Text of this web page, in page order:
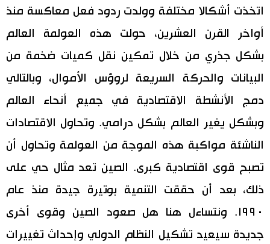
اتخذت أشكالا مختلفة وولدت ردود فعل معاكسة منذ
أواخر القرن العشرين، حولت هذه العولمة العالم
بشكل جذري من خلال تمكين نقل كميات ضخمة من
البيانات والحركة السريعة لروؤس الأموال، وبالتالي
دمج الأنشطة الاقتصادية في جميع أنحاء العالم
وبشكل يغير العالم بشكل درامي. وتحاول الاقتصادات
الناشئة مواكبة هذه الموجة من العولمة وتحاول أن
تصبح قوى اقتصادية كبرى. الصين تعد مثال حي على
ذلك، بعد أن حققت التنمية بوتيرة جيدة منذ عام
١٩٩٠. ونتساءل هنا هل صعود الصين وقوى أخرى
جديدة سيعيد تشكيل النظام الدولي وإحداث تغييرات